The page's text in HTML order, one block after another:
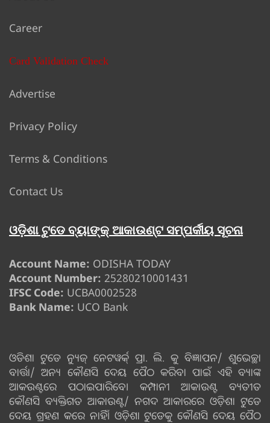
Career
Card Validation Check
Advertise
Privacy Policy
Terms & Conditions
Contact Us
ଓଡ଼ିଶା ଟୁଡେ ବ୍ୟାଙ୍କ୍ ଆକାଉଣ୍ଟ ସମ୍ପର୍କୀୟ ସୂଚନା
Account Name: ODISHA TODAY
Account Number: 25280210001431
IFSC Code: UCBA0002528
Bank Name: UCO Bank
ଓଡିଶା ଟୁଡେ ନ୍ୟୁଜ୍ ନେଟୱର୍କ୍ ପ୍ରା. ଲି. କୁ ବିଜ୍ଞାପନ/ ଶୁଭେଚ୍ଛା
ବାର୍ତ୍ତା/ ଅନ୍ୟ କୌଣସି ଦେୟ ପୈଠ କରିବା ପାଇଁ ଏହି ବ୍ୟାଙ୍କ
ଆକଉଣ୍ଟରେ ପଠାଇପାରିବେ। କମ୍ପାନୀ ଆକାଉଣ୍ଟ ବ୍ୟତୀତ
କୌଣସି ବ୍ୟକ୍ତିଗତ ଆକାଉଣ୍ଟ/ ନଗଦ ଆକାରରେ ଓଡ଼ିଶା ଟୁଡେ
ଦେୟ ଗ୍ରହଣ କରେ ନାହିଁ। ଓଡ଼ିଶା ଟୁଡେକୁ କୌଣସି ଦେୟ ପୈଠ